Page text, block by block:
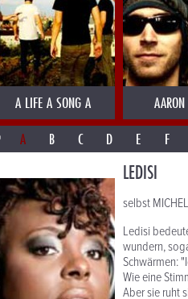
A LIFE A SONG A
A
B C D E F
LEDISI
selbst
Ledisi
wundern,
Schwärmen:
Wie eine
Aber sie ruht